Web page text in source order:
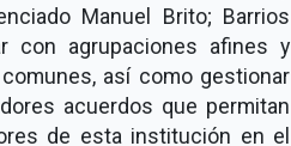
Manuel Brito; Barrios
con agrupaciones afines y
así como gestionar
acuerdos que permitan
de esta institución en el